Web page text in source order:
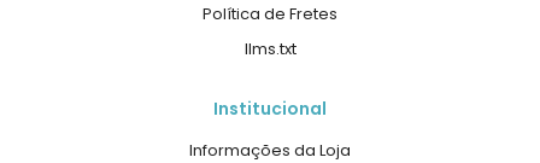
Política de Fretes
llms.txt
Institucional
Informações da Loja